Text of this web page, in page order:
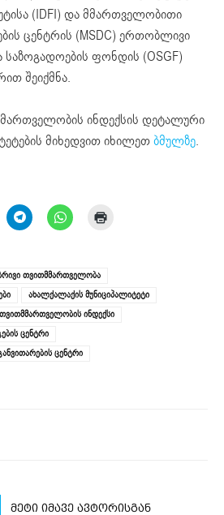
(IDFI) და მმართველობითი
ცენტრის (MSDC) ერთობლივი
ფონდის (OSGF)
შეიქმნა.
ინდექსის დეტალური
მიხედვით იხილეთბმულზე.
Click
to
(Opens
in
new
window)
Click
to
(Opens
in
new
window)
თვითმმართველობა
ახალქალაქის მუნიციპალიტეტი
თვითმმართველობის ინდექსი
ცენტრი
ცენტრი
მეტი იმავე ავტორისგან